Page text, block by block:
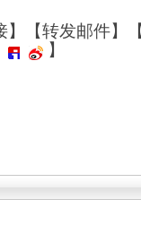
】【转发邮件】
】